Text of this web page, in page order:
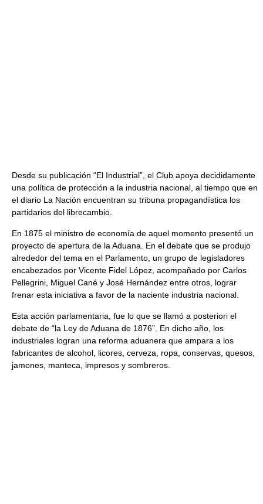
Desde su publicación “El Industrial”, el Club apoya decididamente
una política de protección a la industria nacional, al tiempo que en
el diario La Nación encuentran su tribuna propagandística los
partidarios del librecambio.
En 1875 el ministro de economía de aquel momento presentó un
proyecto de apertura de la Aduana. En el debate que se produjo
alrededor del tema en el Parlamento, un grupo de legisladores
encabezados por Vicente Fidel López, acompañado por Carlos
Pellegrini, Miguel Cané y José Hernández entre otros, lograr
frenar esta iniciativa a favor de la naciente industria nacional.
Esta acción parlamentaria, fue lo que se llamó a posteriori el
debate de “la Ley de Aduana de 1876”. En dicho año, los
industriales logran una reforma aduanera que ampara a los
fabricantes de alcohol, licores, cerveza, ropa, conservas, quesos,
jamones, manteca, impresos y sombreros.